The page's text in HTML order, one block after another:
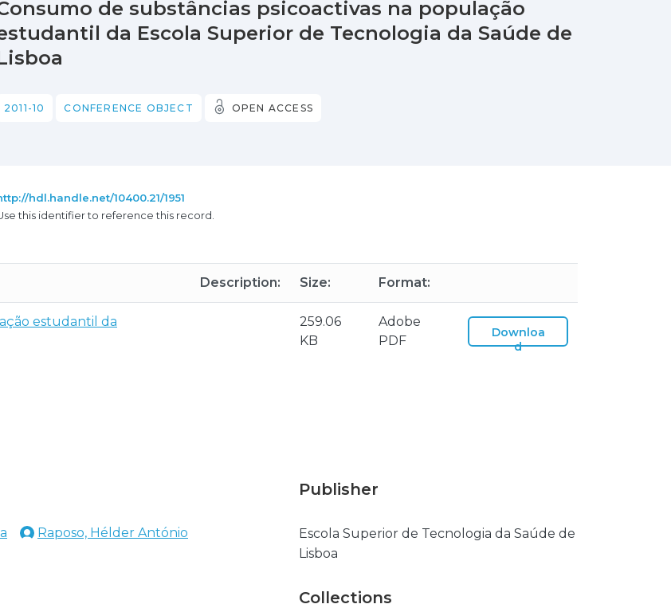
de substâncias psicoactivas na população
da Escola Superior de Tecnologia da Saúde de
2011-10 CONFERENCE OBJECT OPEN ACCESS
hdl.handle.net/10400.21/1951
this identifier to reference this record.
Description: Size: Format:
estudantil da
259.06
KB
Adobe
PDF
Downloa
d
Raposo, Hélder António
Publisher
Escola Superior de Tecnologia da Saúde de
Lisboa
Collections